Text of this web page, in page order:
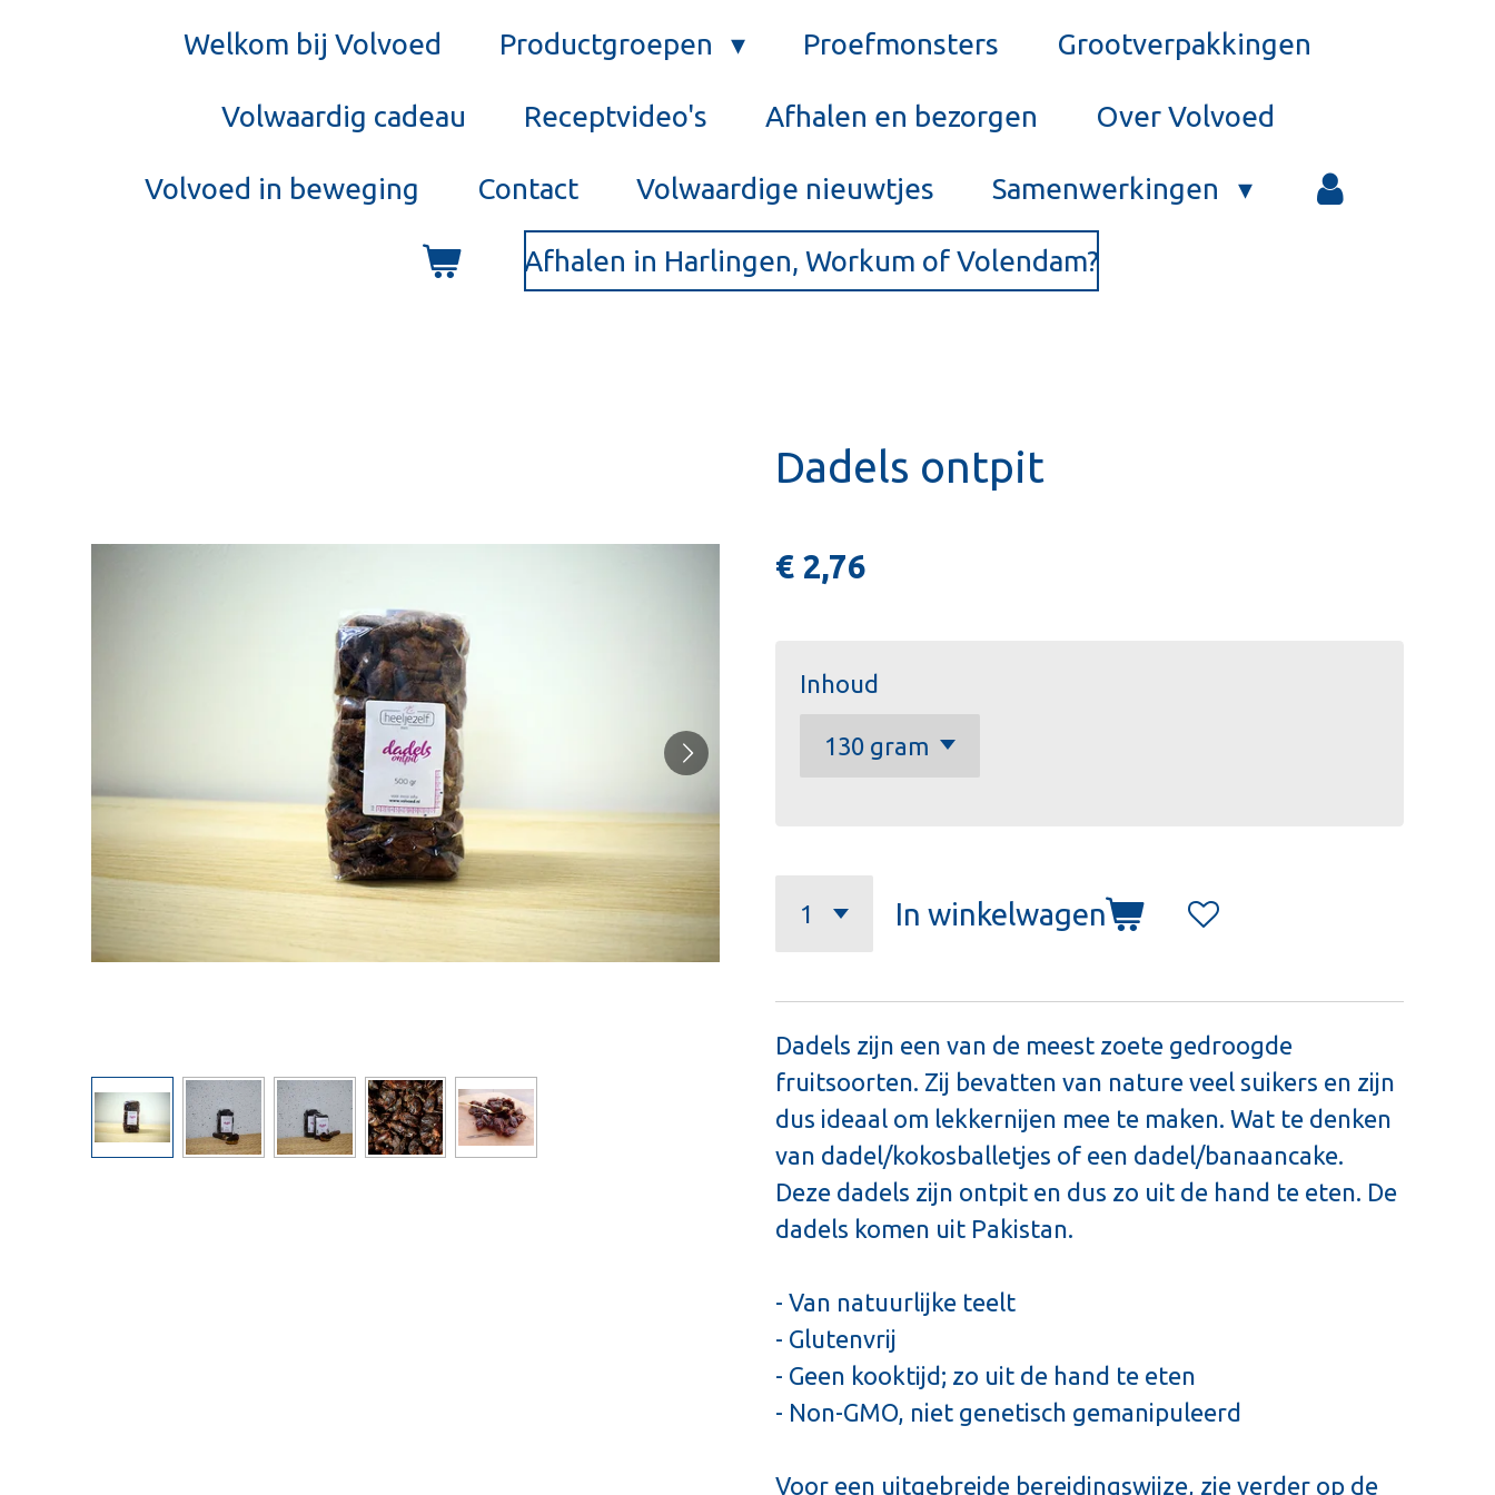
Welkom bij Volvoed Productgroepen Proefmonsters Grootverpakkingen
Volwaardig cadeau Receptvideo's Afhalen en bezorgen Over Volvoed
Volvoed in beweging Contact Volwaardige nieuwtjes Samenwerkingen
Afhalen in Harlingen, Workum of Volendam?
Dadels ontpit
€ 2,76
Inhoud
In winkelwagen
Dadels zijn een van de meest zoete gedroogde
fruitsoorten. Zij bevatten van nature veel suikers en zijn
dus ideaal om lekkernijen mee te maken. Wat te denken
van dadel/kokosballetjes of een dadel/banaancake.
Deze dadels zijn ontpit en dus zo uit de hand te eten. De
dadels komen uit Pakistan.
- Van natuurlijke teelt
- Glutenvrij
- Geen kooktijd; zo uit de hand te eten
- Non-GMO, niet genetisch gemanipuleerd
Voor een uitgebreide bereidingswijze, zie verder op de